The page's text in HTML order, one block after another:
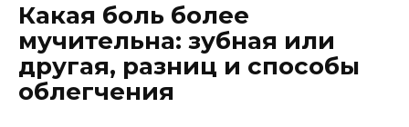
Какая боль более
мучительна: зубная или
другая, разниц и способы
облегчения